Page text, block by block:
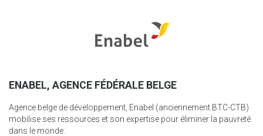
ENABEL, AGENCE FÉDÉRALE BELGE
Agence belge de développement, Enabel (anciennement BTC-CTB)
mobilise ses ressources et son expertise pour éliminer la pauvreté
dans le monde.